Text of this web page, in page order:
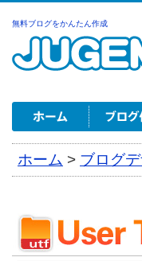
無料ブログをかんたん作成
ホーム > ブログ